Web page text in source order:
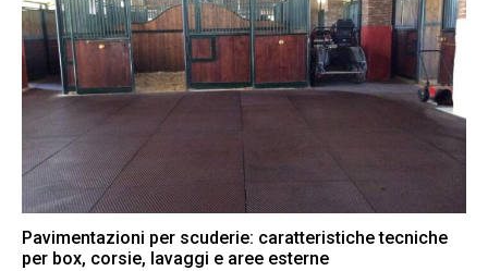
Pavimentazioni per scuderie: caratteristiche tecniche
per box, corsie, lavaggi e aree esterne